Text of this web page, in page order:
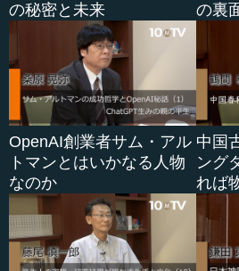
の秘密と未来
の裏
OpenAI創業者サム・アル
トマンとはいかなる人物
なのか
中国
ング
れば